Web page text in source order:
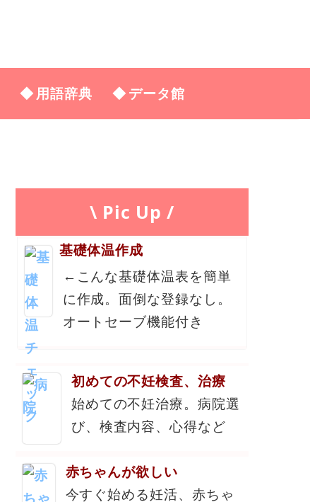
用語辞典 データ館
\ Pic Up /
基礎体温作成
←こんな基礎体温表を簡単
に作成。面倒な登録なし。
オートセーブ機能付き
初めての不妊検査、治療
始めての不妊治療。病院選
び、検査内容、心得など
赤ちゃんが欲しい
今すぐ始める妊活、赤ちゃ